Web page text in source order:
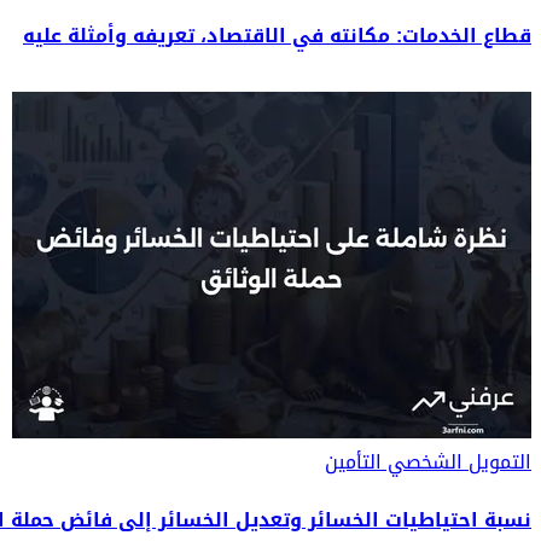
قطاع الخدمات: مكانته في الاقتصاد، تعريفه وأمثلة عليه
التمويل الشخصيالتأمين
نسبة احتياطيات الخسائر وتعديل الخسائر إلى فائض حملة